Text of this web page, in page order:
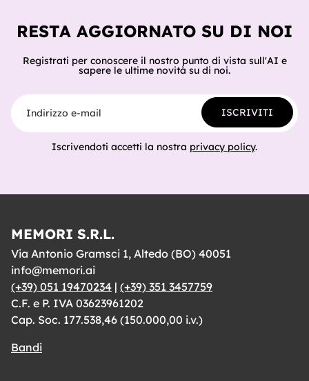
RESTA AGGIORNATO SU DI NOI
Registrati per conoscere il nostro punto di vista sull'AI e
sapere le ultime novità su di noi.
Indirizzo e-mail
ISCRIVITI
Iscrivendoti accetti la nostra privacy policy.
MEMORI S.R.L.
Via Antonio Gramsci 1, Altedo (BO) 40051
info@memori.ai
(+39) 051 19470234 | (+39) 351 3457759
C.F. e P. IVA 03623961202
Cap. Soc. 177.538,46 (150.000,00 i.v.)
Bandi